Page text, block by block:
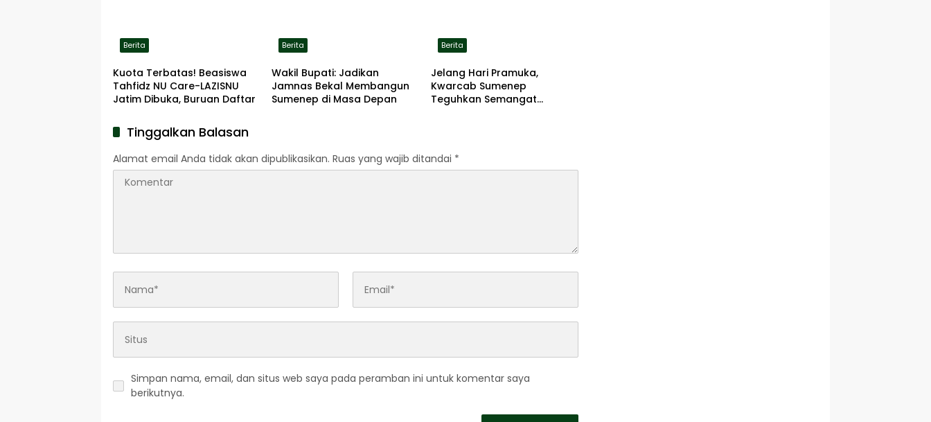
Berita
Kuota Terbatas! Beasiswa
Tahfidz NU Care-LAZISNU
Jatim Dibuka, Buruan Daftar
Berita
Wakil Bupati: Jadikan
Jamnas Bekal Membangun
Sumenep di Masa Depan
Berita
Jelang Hari Pramuka,
Kwarcab Sumenep
Teguhkan Semangat
Tinggalkan Balasan
Alamat email Anda tidak akan dipublikasikan. Ruas yang wajib ditandai *
Simpan nama, email, dan situs web saya pada peramban ini untuk komentar saya
berikutnya.